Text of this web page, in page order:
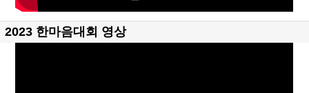
2023 한마음대회 영상